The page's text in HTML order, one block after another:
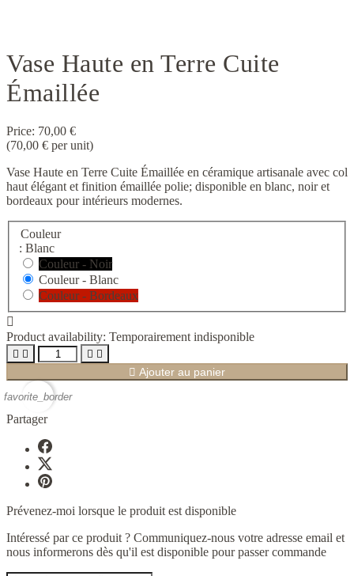
Vase Haute en Terre Cuite
Émaillée
Price: 70,00 €
(70,00 € per unit)
Vase Haute en Terre Cuite Émaillée en céramique artisanale avec col
haut élégant et finition émaillée polie; disponible en blanc, noir et
bordeaux pour intérieurs modernes.
Couleur
: Blanc
Couleur - Noir
Couleur - Blanc
Couleur - Bordeaux

Product availability: Temporairement indisponible
   
 Ajouter au panier
favorite_border
Partager
Prévenez-moi lorsque le produit est disponible
Intéressé par ce produit ? Communiquez-nous votre adresse email et
nous informerons dès qu'il est disponible pour passer commande